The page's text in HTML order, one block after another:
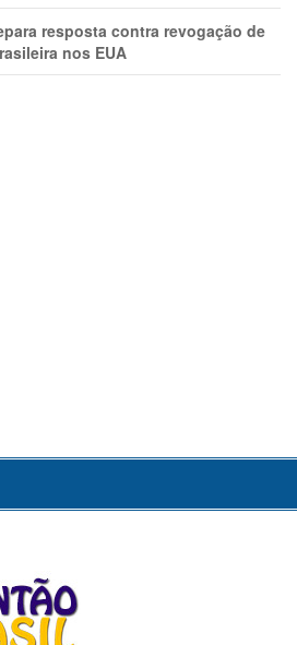
resposta contra revogação de
nos EUA